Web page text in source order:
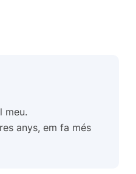
meu.
anys, em fa més